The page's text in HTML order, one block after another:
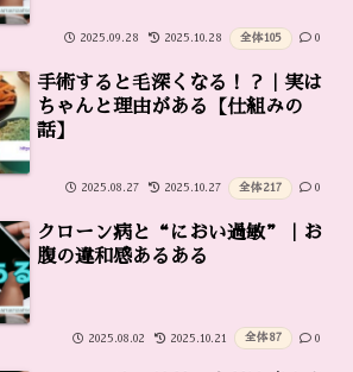
2025.09.28 2025.10.28 全体105 0
手術すると毛深くなる！？｜実は
ちゃんと理由がある【仕組みの
話】
2025.08.27 2025.10.27 全体217 0
クローン病と“におい過敏”｜お
腹の違和感あるある
2025.08.02 2025.10.21 全体87 0